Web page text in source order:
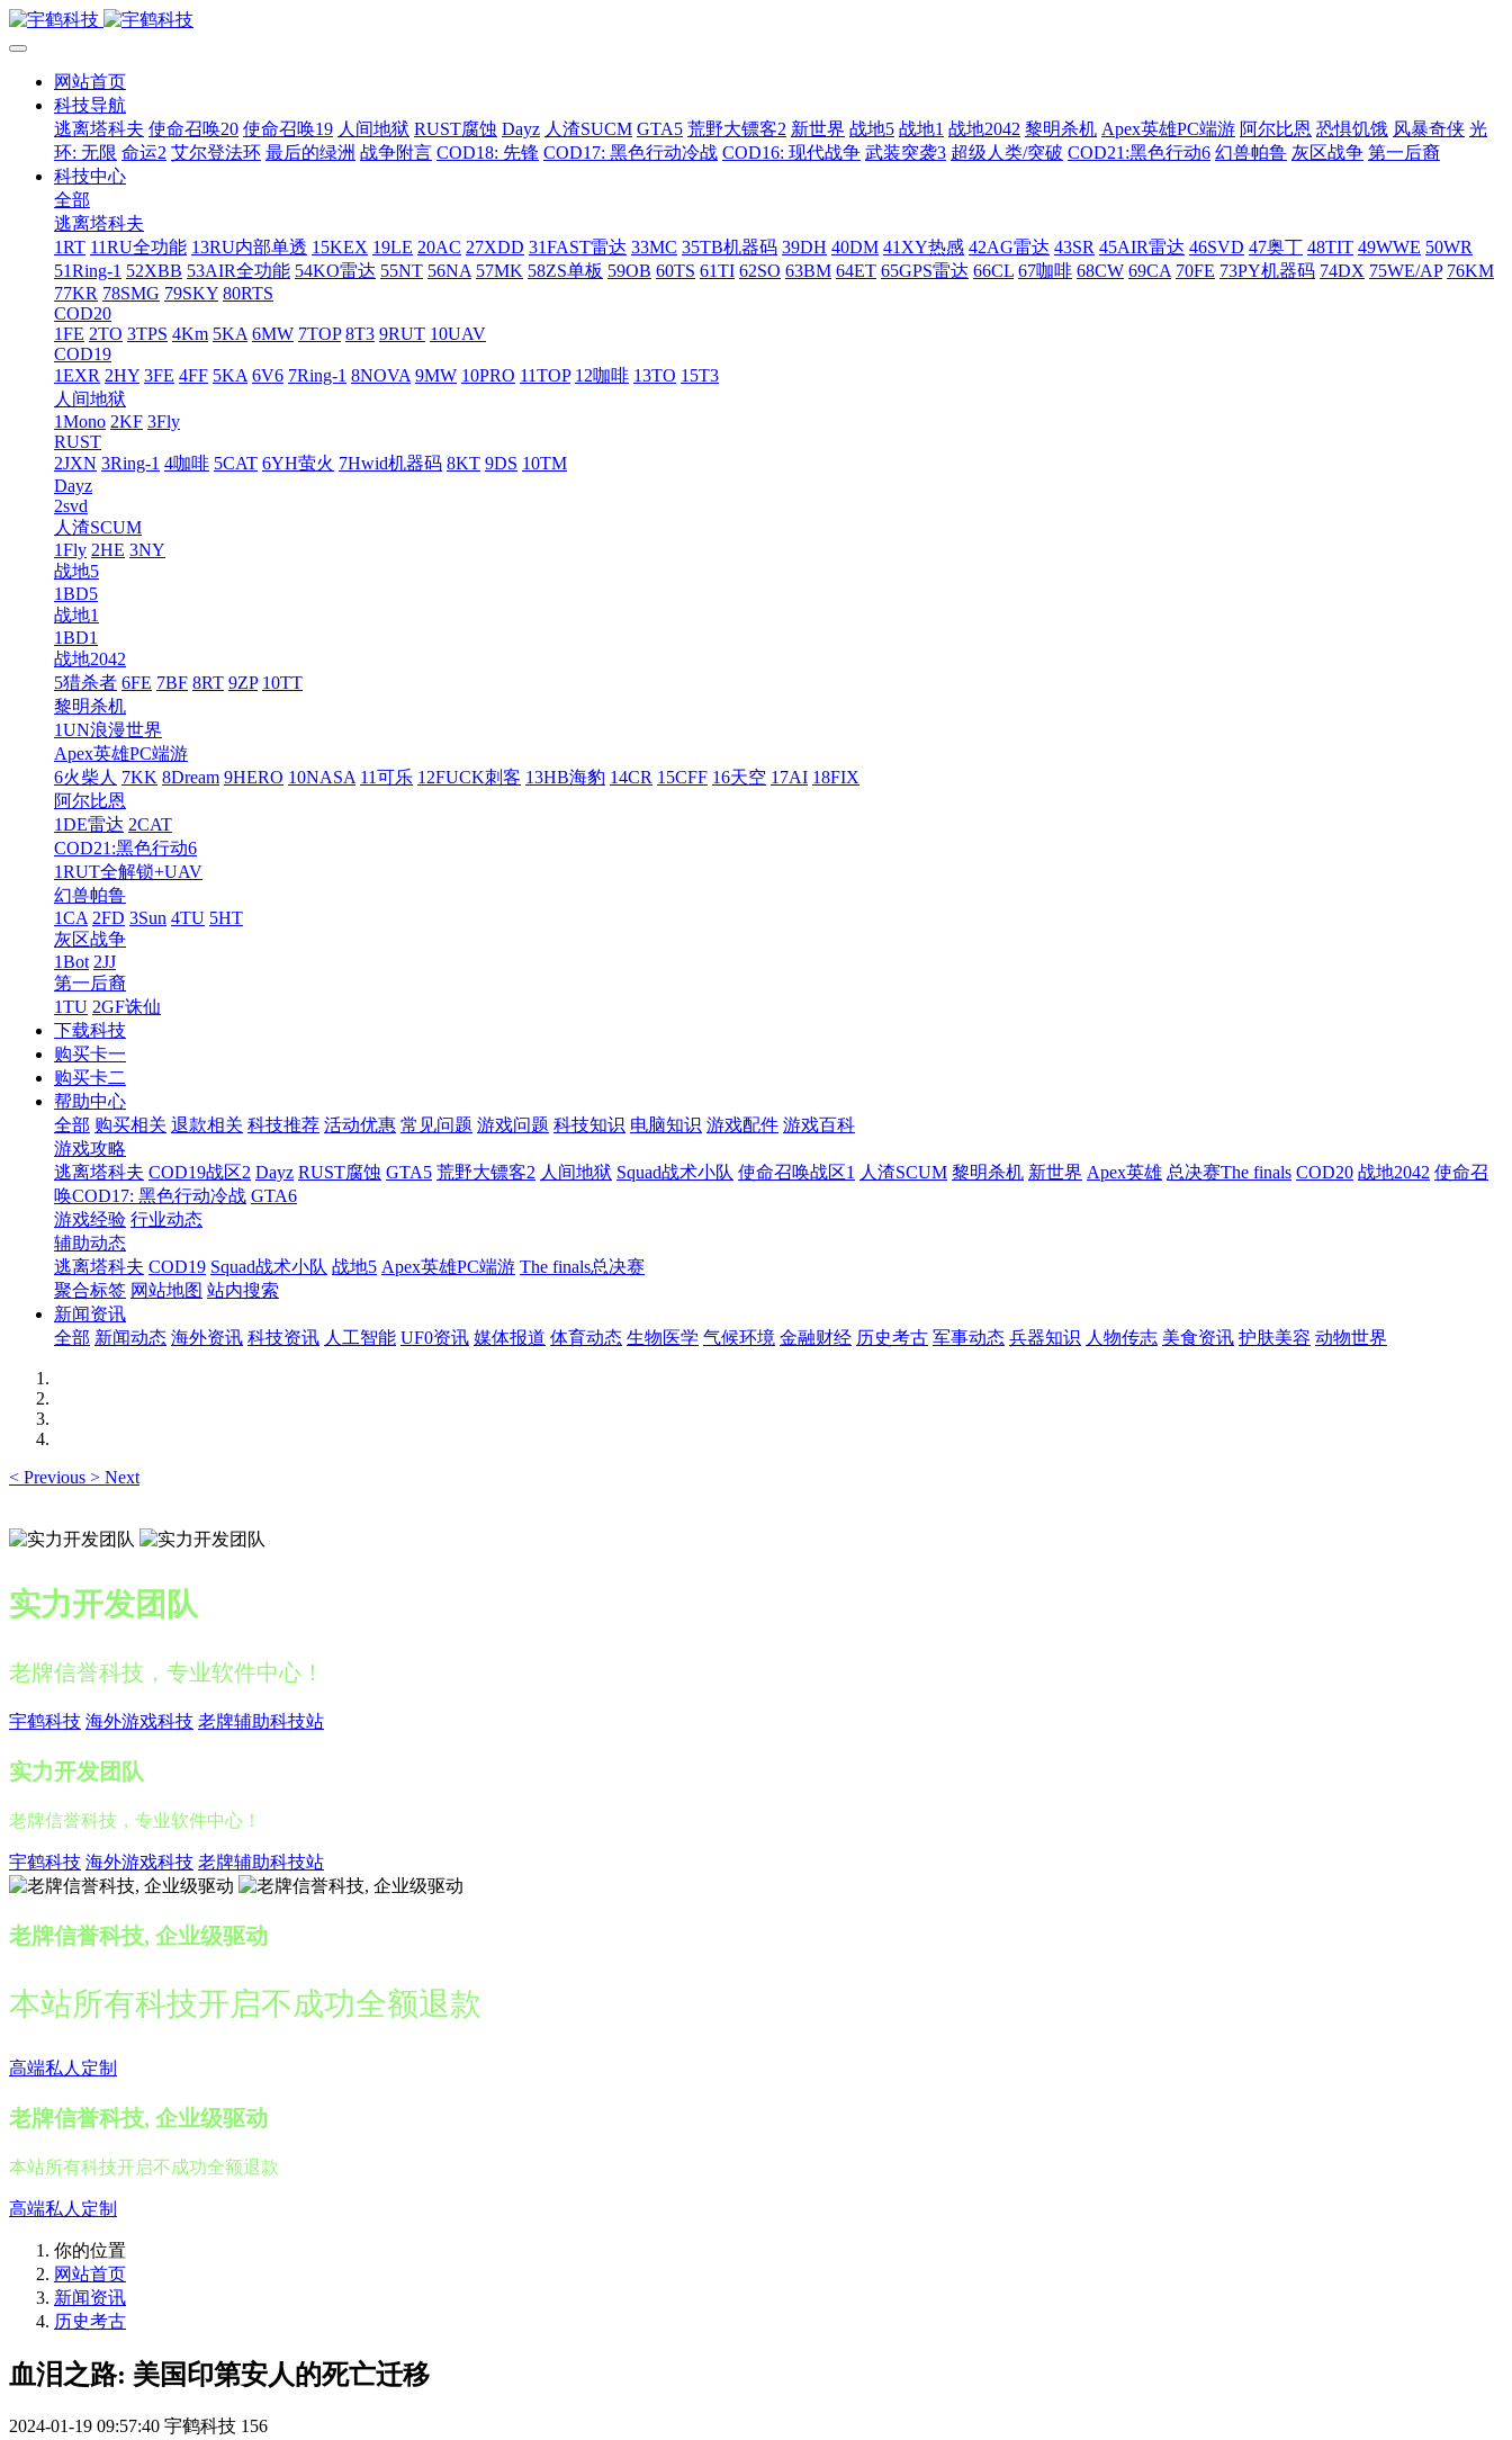
网站首页
科技导航
逃离塔科夫 使命召唤20 使命召唤19 人间地狱 RUST腐蚀 Dayz 人渣SUCM GTA5 荒野大镖客2 新世界 战地5 战地1 战地2042 黎明杀机 Apex英雄PC端游 阿尔比恩 恐惧饥饿 风暴奇侠 光
环: 无限 命运2 艾尔登法环 最后的绿洲 战争附言 COD18: 先锋 COD17: 黑色行动冷战 COD16: 现代战争 武装突袭3 超级人类/突破 COD21:黑色行动6 幻兽帕鲁 灰区战争 第一后裔
科技中心
全部
逃离塔科夫
1RT 11RU全功能 13RU内部单透 15KEX 19LE 20AC 27XDD 31FAST雷达 33MC 35TB机器码 39DH 40DM 41XY热感 42AG雷达 43SR 45AIR雷达 46SVD 47奥丁 48TIT 49WWE 50WR
51Ring-1 52XBB 53AIR全功能 54KO雷达 55NT 56NA 57MK 58ZS单板 59OB 60TS 61TI 62SO 63BM 64ET 65GPS雷达 66CL 67咖啡 68CW 69CA 70FE 73PY机器码 74DX 75WE/AP 76KM
77KR 78SMG 79SKY 80RTS
COD20
1FE 2TO 3TPS 4Km 5KA 6MW 7TOP 8T3 9RUT 10UAV
COD19
1EXR 2HY 3FE 4FF 5KA 6V6 7Ring-1 8NOVA 9MW 10PRO 11TOP 12咖啡 13TO 15T3
人间地狱
1Mono 2KF 3Fly
RUST
2JXN 3Ring-1 4咖啡 5CAT 6YH萤火 7Hwid机器码 8KT 9DS 10TM
Dayz
2svd
人渣SCUM
1Fly 2HE 3NY
战地5
1BD5
战地1
1BD1
战地2042
5猎杀者 6FE 7BF 8RT 9ZP 10TT
黎明杀机
1UN浪漫世界
Apex英雄PC端游
6火柴人 7KK 8Dream 9HERO 10NASA 11可乐 12FUCK刺客 13HB海豹 14CR 15CFF 16天空 17AI 18FIX
阿尔比恩
1DE雷达 2CAT
COD21:黑色行动6
1RUT全解锁+UAV
幻兽帕鲁
1CA 2FD 3Sun 4TU 5HT
灰区战争
1Bot 2JJ
第一后裔
1TU 2GF诛仙
下载科技
购买卡一
购买卡二
帮助中心
全部 购买相关 退款相关 科技推荐 活动优惠 常见问题 游戏问题 科技知识 电脑知识 游戏配件 游戏百科
游戏攻略
逃离塔科夫 COD19战区2 Dayz RUST腐蚀 GTA5 荒野大镖客2 人间地狱 Squad战术小队 使命召唤战区1 人渣SCUM 黎明杀机 新世界 Apex英雄 总决赛The finals COD20 战地2042 使命召
唤COD17: 黑色行动冷战 GTA6
游戏经验 行业动态
辅助动态
逃离塔科夫 COD19 Squad战术小队 战地5 Apex英雄PC端游 The finals总决赛
聚合标签 网站地图 站内搜索
新闻资讯
全部 新闻动态 海外资讯 科技资讯 人工智能 UF0资讯 媒体报道 体育动态 生物医学 气候环境 金融财经 历史考古 军事动态 兵器知识 人物传志 美食资讯 护肤美容 动物世界
< Previous > Next
实力开发团队
老牌信誉科技，专业软件中心！
宇鹤科技 海外游戏科技 老牌辅助科技站
实力开发团队
老牌信誉科技，专业软件中心！
宇鹤科技 海外游戏科技 老牌辅助科技站
老牌信誉科技, 企业级驱动
本站所有科技开启不成功全额退款
高端私人定制
老牌信誉科技, 企业级驱动
本站所有科技开启不成功全额退款
高端私人定制
你的位置
网站首页
新闻资讯
历史考古
血泪之路: 美国印第安人的死亡迁移
2024-01-19 09:57:40 宇鹤科技 156